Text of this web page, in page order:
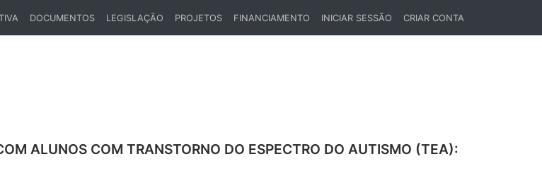
DOCUMENTOS LEGISLAÇÃO PROJETOS FINANCIAMENTO INICIAR SESSÃO CRIAR CONTA
ALUNOS COM TRANSTORNO DO ESPECTRO DO AUTISMO (TEA):